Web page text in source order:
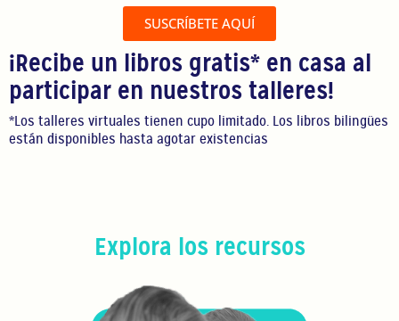
SUSCRÍBETE AQUÍ
¡Recibe un libros gratis* en casa al
participar en nuestros talleres!
*Los talleres virtuales tienen cupo limitado. Los libros bilingües
están disponibles hasta agotar existencias
Explora los recursos